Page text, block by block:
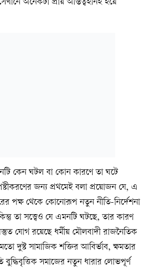
অনেকটা প্রায় অস্তিত্বহীনই হয়ে
কেন ঘটল বা কোন কারণে তা ঘটে
জন্য প্রথমেই বলা প্রয়োজন যে, এ
পক্ষ থেকে কোনোরূপ নতুন নীতি-নির্দেশনা
তা সত্ত্বেও যে এমনটি ঘটছে, তার কারণ
যোগ রয়েছে ধর্মীয় মৌলবাদী রাজনৈতিক
দুষ্ট সামাজিক শক্তির আবির্ভাব, ক্ষমতার
বুদ্ধিবৃত্তিক সমাজের নতুন ধারার লোভপূর্ণ